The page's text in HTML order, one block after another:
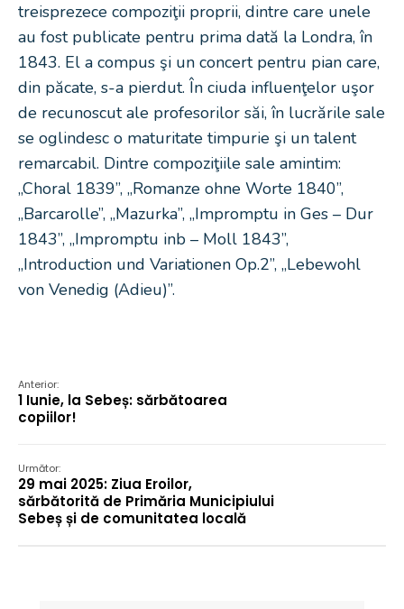
treisprezece compoziţii proprii, dintre care unele
au fost publicate pentru prima dată la Londra, în
1843. El a compus şi un concert pentru pian care,
din păcate, s-a pierdut. În ciuda influenţelor uşor
de recunoscut ale profesorilor săi, în lucrările sale
se oglindesc o maturitate timpurie şi un talent
remarcabil. Dintre compoziţiile sale amintim:
„Choral 1839”, „Romanze ohne Worte 1840”,
„Barcarolle”, „Mazurka”, „Impromptu in Ges – Dur
1843”, „Impromptu inb – Moll 1843”,
„Introduction und Variationen Op.2”, „Lebewohl
von Venedig (Adieu)”.
Anterior:
1 Iunie, la Sebeș: sărbătoarea
copiilor!
Următor:
29 mai 2025: Ziua Eroilor,
sărbătorită de Primăria Municipiului
Sebeș și de comunitatea locală